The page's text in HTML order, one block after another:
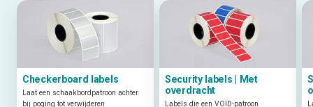
Checkerboard labels
Laat een schaakbordpatroon achter
bij poging tot verwijderen
Security labels | Met
overdracht
Labels die een VOID-patroon